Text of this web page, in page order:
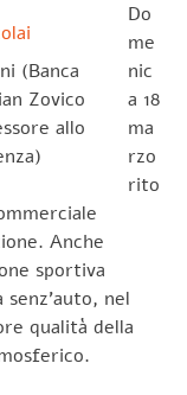
(Banca
Zovico
allo
Do
me
nic
a 18
ma
rzo
rito
Anche
sportiva
nel
qualità della